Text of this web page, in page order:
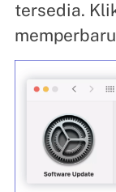
tersedia.